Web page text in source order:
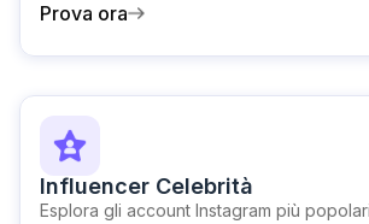
Prova ora
Influencer Celebrità
Esplora gli account Instagram più